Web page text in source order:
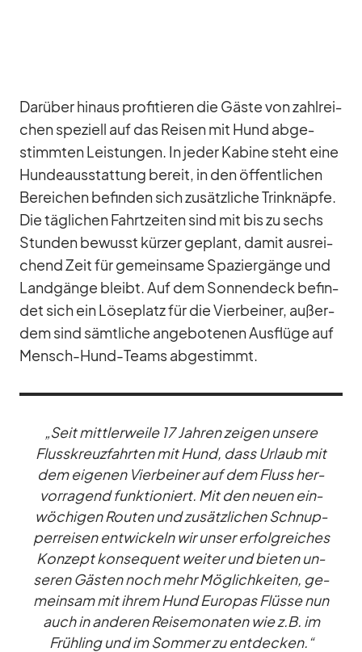
Dar­über hin­aus pro­fi­tie­ren die Gäste von zahl­rei­
chen spe­zi­ell auf das Rei­sen mit Hund ab­ge­
stimm­ten Leis­tun­gen. In je­der Ka­bine steht eine
Hun­de­aus­stat­tung be­reit, in den öf­fent­li­chen
Be­rei­chen be­fin­den sich zu­sätz­li­che Trink­näpfe.
Die täg­li­chen Fahrt­zei­ten sind mit bis zu sechs
Stun­den be­wusst kür­zer ge­plant, da­mit aus­rei­
chend Zeit für ge­mein­same Spa­zier­gänge und
Land­gänge bleibt. Auf dem Son­nen­deck be­fin­
det sich ein Lö­se­platz für die Vier­bei­ner, au­ßer­
dem sind sämt­li­che an­ge­bo­te­nen Aus­flüge auf
Mensch-Hund-Teams ab­ge­stimmt.
„Seit mitt­ler­weile 17 Jah­ren zei­gen un­sere
Fluss­kreuz­fahr­ten mit Hund, dass Ur­laub mit
dem ei­ge­nen Vier­bei­ner auf dem Fluss her­
vor­ra­gend funk­tio­niert. Mit den neuen ein­
wö­chi­gen Rou­ten und zu­sätz­li­chen Schnup­
per­rei­sen ent­wi­ckeln wir un­ser er­folg­rei­ches
Kon­zept kon­se­quent wei­ter und bie­ten un­
se­ren Gäs­ten noch mehr Mög­lich­kei­ten, ge­
mein­sam mit ih­rem Hund Eu­ro­pas Flüsse nun
auch in an­de­ren Rei­se­mo­na­ten wie z.B. im
Früh­ling und im Som­mer zu ent­de­cken.“